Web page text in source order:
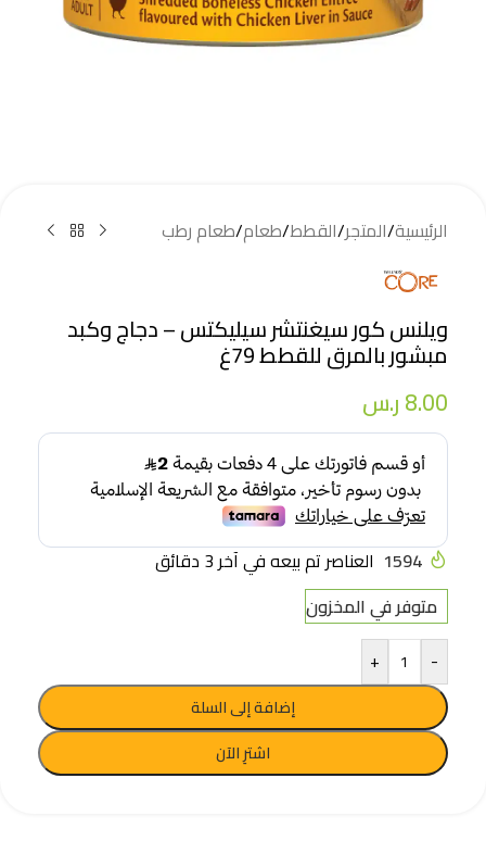
الرئيسية/المتجر/القطط/طعام/طعام رطب
ويلنس كور سيغنتشر سيليكتس – دجاج وكبد
مبشور بالمرق للقطط 79غ
8.00ر.س
1594 العناصر تم بيعه في آخر 3 دقائق
متوفر في المخزون
-
+
إضافة إلى السلة
اشترِ الآن